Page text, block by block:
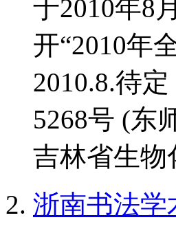
于2010年8
开“2010年
2010.8.待
5268号 (东
吉林省生物
浙南书法学